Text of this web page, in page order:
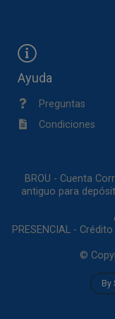
Ayuda
Preguntas
Condiciones
BROU - Cuenta
antiguo para
PRESENCIAL -
©
By